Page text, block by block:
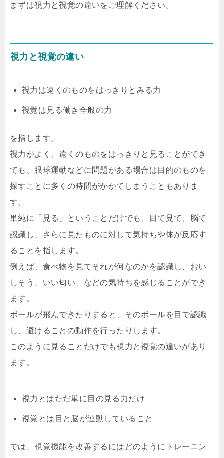
まずは視力と視覚の違いをご理解ください。
視力と視覚の違い
視力は遠くのものをはっきりとみる力
視覚は見る働き全般の力
を指します。
視力がよく、遠くのものをはっきりと見ることができ
ても、眼球運動などに問題がある場合は目的のものを
探すことに多くの時間がかかてしまうこともありま
す。
単純に「見る」ということだけでも、目で見て、脳で
認識し、さらに見たものに対して気持ちや体が反応す
ることを指します。
例えば、食べ物を見てそれが何なのかを認識し、おい
しそう、いい匂い、などの気持ちを感じることができ
ます。
ボールが飛んできたりすると、そのボールを目で認識
し、避けることの動作を行ったりします。
このように見ることだけでも視力と視覚の違いがあり
ます。
視力とはただ単に目の見る力だけ
視覚とは目と脳が連動していること
では、視覚機能を改善するにはどのようにトレーニン